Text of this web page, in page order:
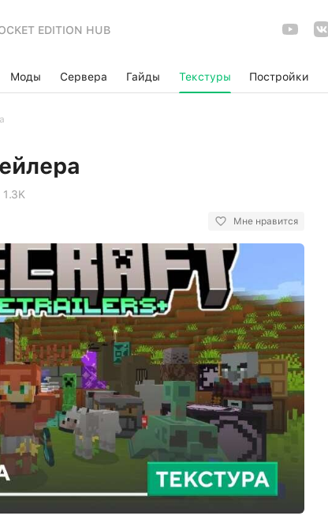
EDITION HUB
Моды Сервера Гайды Текстуры Постройки
1.3K
Мне нравится